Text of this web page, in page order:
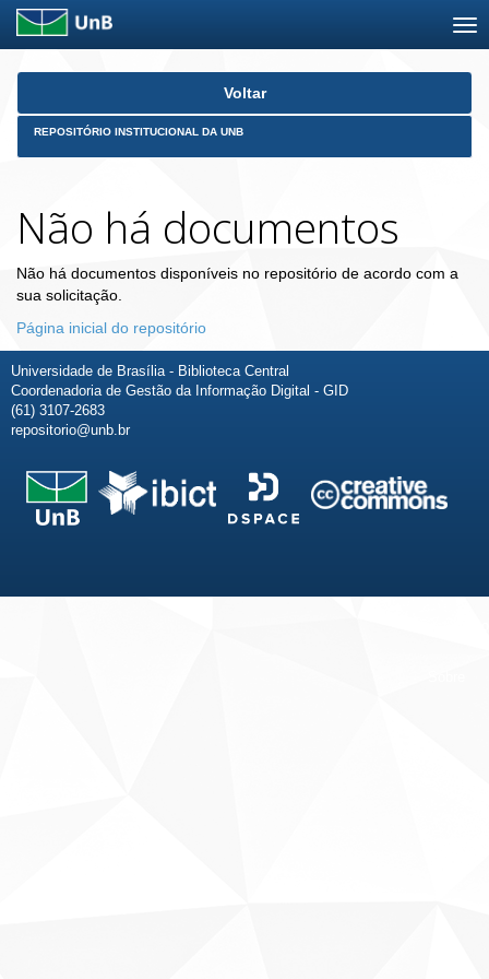
Skip
Voltar
REPOSITÓRIO INSTITUCIONAL DA UNB
Não há documentos
Não há documentos disponíveis no repositório de acordo com a
sua solicitação.
Página inicial do repositório
Universidade de Brasília - Biblioteca Central
Coordenadoria de Gestão da Informação Digital - GID
(61) 3107-2683
repositorio@unb.br